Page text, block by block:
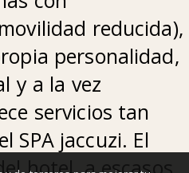
reducida),
personalidad,
y a la vez
servicios tan
SPA jaccuzi. El
hotel, a escasos